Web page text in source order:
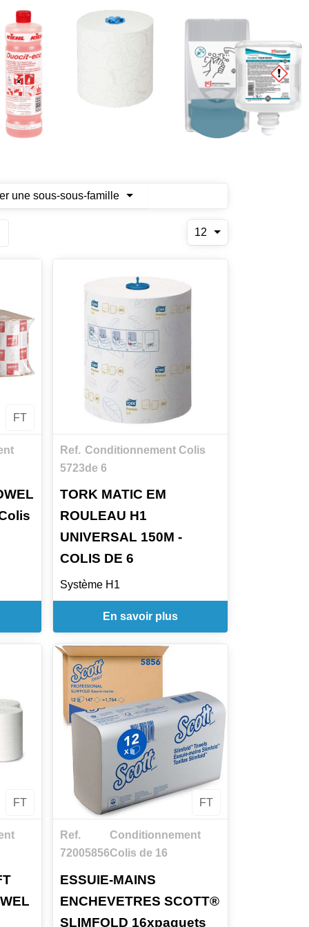
une sous-sous-famille
12
FT
Ref.
5723
Conditionnement Colis
de 6
TORK MATIC EM
ROULEAU H1
UNIVERSAL 150M -
COLIS DE 6
Système H1
En savoir plus
FT FT
Ref.
72005856
Conditionnement
Colis de 16
ESSUIE-MAINS
ENCHEVETRES SCOTT®
SLIMFOLD 16xpaquets